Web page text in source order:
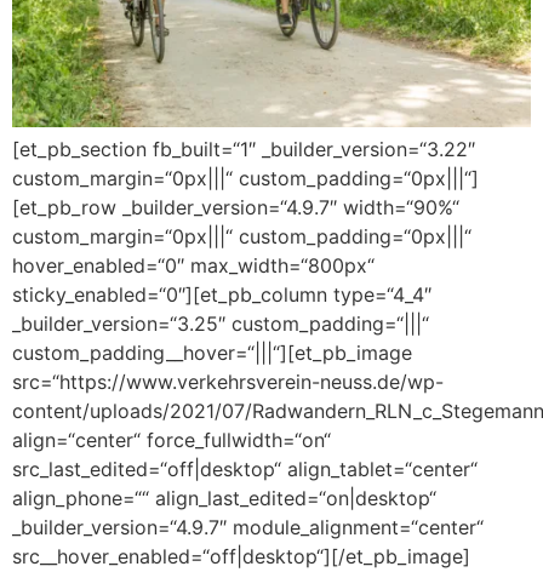
[et_pb_section fb_built=“1″ _builder_version=“3.22″
custom_margin=“0px|||“ custom_padding=“0px|||“]
[et_pb_row _builder_version=“4.9.7″ width=“90%“
custom_margin=“0px|||“ custom_padding=“0px|||“
hover_enabled=“0″ max_width=“800px“
sticky_enabled=“0″][et_pb_column type=“4_4″
_builder_version=“3.25″ custom_padding=“|||“
custom_padding__hover=“|||“][et_pb_image
src=“https://www.verkehrsverein-neuss.de/wp-
content/uploads/2021/07/
align=“center“ force_fullwidth=“on“
src_last_edited=“off|desktop“ align_tablet=“center“
align_phone=““ align_last_edited=“on|desktop“
_builder_version=“4.9.7″ module_alignment=“center“
src__hover_enabled=“off|desktop“][/et_pb_image]